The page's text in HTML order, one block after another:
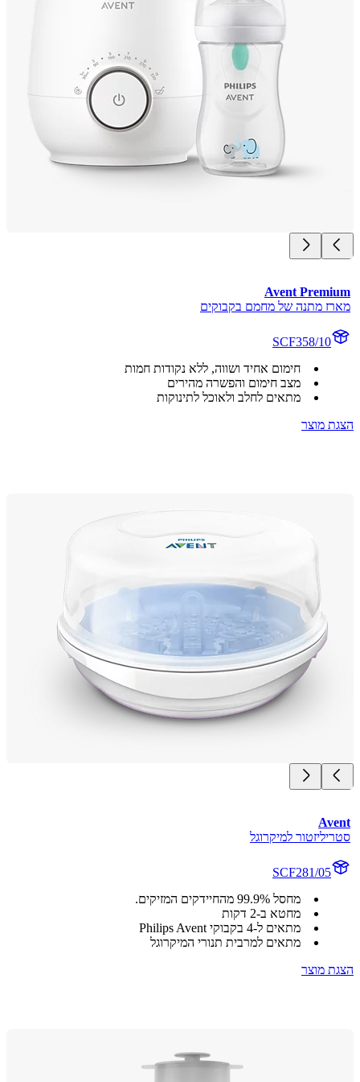
Avent
מתנה של מחמם בקבוקים
SCF358/10
חימום אחיד ושווה, ללא נקודות חמות
מצב חימום והפשרה מהירים
מתאים לחלב ולאוכל לתינוקות
מוצר
למיקרוגל
SCF281/05
מחסל 99.9% מהחיידקים המזיקים.
מחטא ב-2 דקות
מתאים ל-4 בקבוקי Philips Avent
מתאים למרבית תנורי המיקרוגל
מוצר